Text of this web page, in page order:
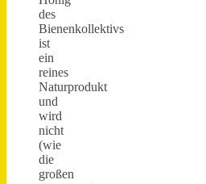
des
Bienenkollektivs
ist
ein
reines
Naturprodukt
und
wird
nicht
(wie
die
großen